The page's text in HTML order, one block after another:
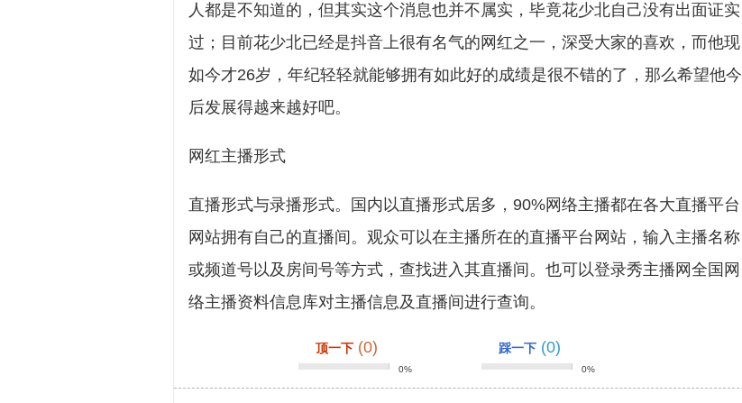
人都是不知道的，但其实这个消息也并不属实，毕竟花少北自己没有出面证实
过；目前花少北已经是抖音上很有名气的网红之一，深受大家的喜欢，而他现
如今才26岁，年纪轻轻就能够拥有如此好的成绩是很不错的了，那么希望他今
后发展得越来越好吧。
网红主播形式
直播形式与录播形式。国内以直播形式居多，90%网络主播都在各大直播平台
网站拥有自己的直播间。观众可以在主播所在的直播平台网站，输入主播名称
或频道号以及房间号等方式，查找进入其直播间。也可以登录秀主播网全国网
络主播资料信息库对主播信息及直播间进行查询。
顶一下 (0)
0%
踩一下 (0)
0%